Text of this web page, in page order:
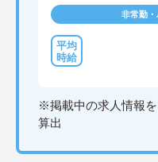
非常勤・
※掲載中の求人情報
算出